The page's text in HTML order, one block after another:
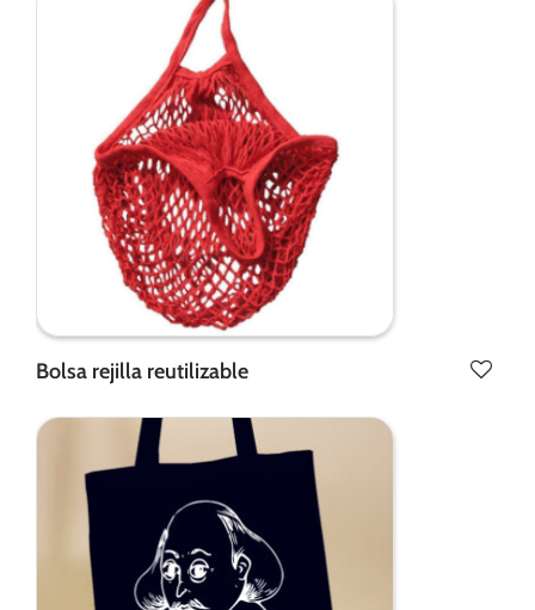
Bolsa rejilla reutilizable